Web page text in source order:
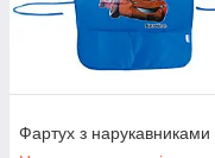
Фартух з нарукавниками